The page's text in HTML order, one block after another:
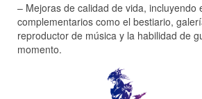
– Mejoras de calidad de vida, incluyendo
complementarios como el bestiario,
reproductor de música y la habilidad de
momento.